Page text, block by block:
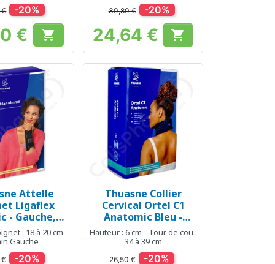
€ -20%
Prix
€ 
30,80 € -20%
Prix
24,64 € 
rapide
Attelle
Ligaflex
- Gauche,
3
: 18 à 20 cm -
Gauche
€ -20%
Aperçu rapide
Thuasne Collier
Cervical Ortel C1
Anatomic Bleu -
Hauteur 6 cm - Taille
2
Hauteur : 6 cm - Tour de cou :
34 à 39 cm
26,50 € -20%